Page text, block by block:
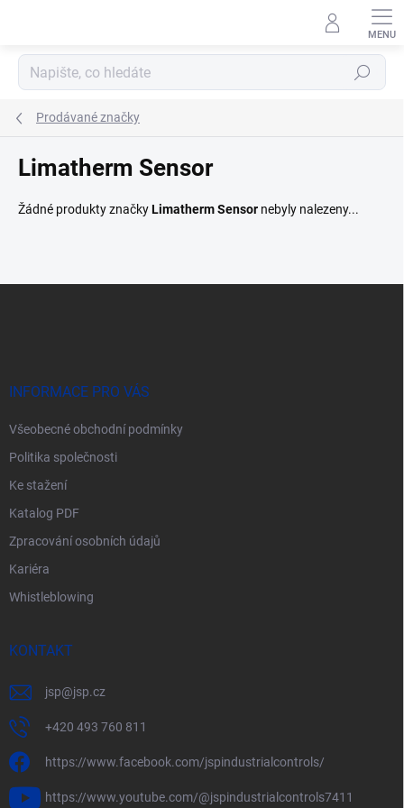
Hledat
Prodávané značky
Limatherm Sensor
Žádné produkty značkyLimatherm Sensor nebyly nalezeny...
INFORMACE PRO VÁS
Všeobecné obchodní podmínky
Politika společnosti
Ke stažení
Katalog PDF
Zpracování osobních údajů
Kariéra
Whistleblowing
KONTAKT
jsp@jsp.cz
+420 493 760 811
https://www.facebook.com/jspindustrialcontrols/
https://www.youtube.com/@jspindustrialcontrols7411